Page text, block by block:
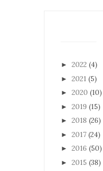
► 2022 (4)
► 2021 (5)
► 2020 (10)
► 2019 (15)
► 2018 (26)
► 2017 (24)
► 2016 (50)
► 2015 (38)